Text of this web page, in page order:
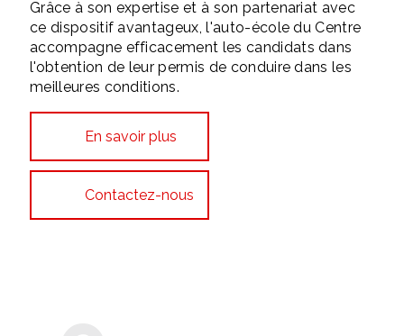
Grâce à son expertise et à son partenariat avec
ce dispositif avantageux, l'auto-école du Centre
accompagne efficacement les candidats dans
l'obtention de leur permis de conduire dans les
meilleures conditions.
En savoir plus
Contactez-nous